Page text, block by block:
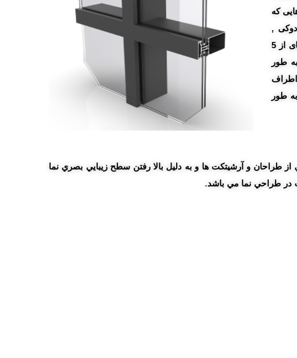
که
,
مستطیل ) و با طول عمق متفاوتی نسبت به یکدیگر قابل اجرا هستند اما عرض این درپوش های از 5
طور
در اطراف
طور
طراحان و آرشيتکت ها و به دليل بالا رفتن سطح زيبايي بصري نما
در طراحي نما مي باشد.